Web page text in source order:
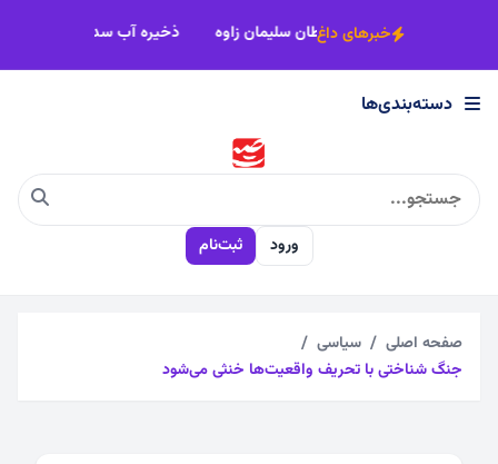
×
دسته‌بندی‌ها
اجتماعی
چندرسانه
خبرهای داغزائران رضوی آعاز مرمت مزار تاریخی سلطان سلیمان زاوه
دسته‌بندی‌ها
ورود ثبت‌نام
صفحه اصلی
سیاسی
جنگ شناختی با تحریف واقعیت‌ها خنثی می‌شود